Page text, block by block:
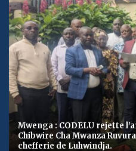
Mwenga : CODELU rejette
Chibwire Cha Mwanza
chefferie de Luhwindja.